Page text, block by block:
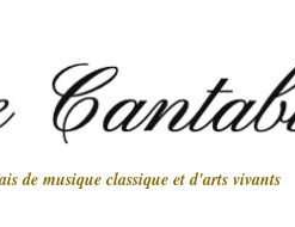
de musique classique et d'arts vivants